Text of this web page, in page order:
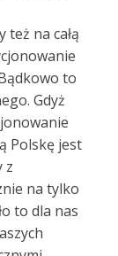
na całą
to
Gdyż
Polskę jest
z
na tylko
to dla nas